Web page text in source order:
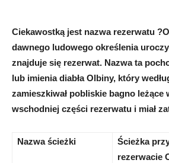
Ciekawostką jest nazwa rezerwatu
dawnego ludowego określenia
znajduje się rezerwat. Nazwa ta
lub imienia diabła Olbiny, który
zamieszkiwał pobliskie bagno leżące
wschodniej części rezerwatu i miał
Nazwa ścieżki
Ścieżka
rezerwacie